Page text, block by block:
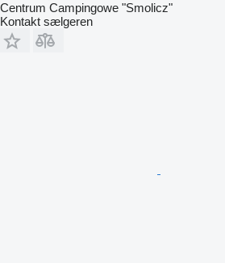
Centrum Campingowe "Smolicz"
Kontakt sælgeren